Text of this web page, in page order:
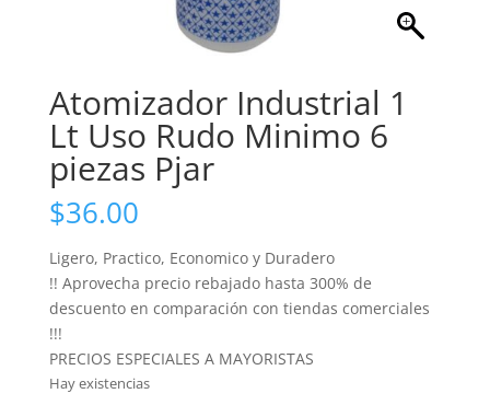
Atomizador Industrial 1
Lt Uso Rudo Minimo 6
piezas Pjar
$36.00
Ligero, Practico, Economico y Duradero
!! Aprovecha precio rebajado hasta 300% de
descuento en comparación con tiendas comerciales
!!!
PRECIOS ESPECIALES A MAYORISTAS
Hay existencias